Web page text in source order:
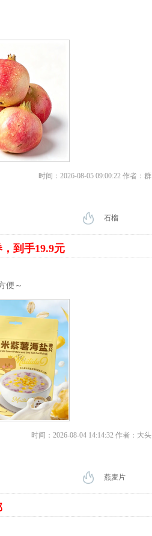
时间：2026-08-05 09:00:22 作者：群
石榴
到手19.9元
便～
时间：2026-08-04 14:14:32 作者：大头
燕麦片